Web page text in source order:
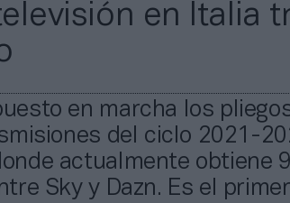
en Italia
en marcha los
del ciclo 2021-
actualmente obtiene
Sky y Dazn. Es el